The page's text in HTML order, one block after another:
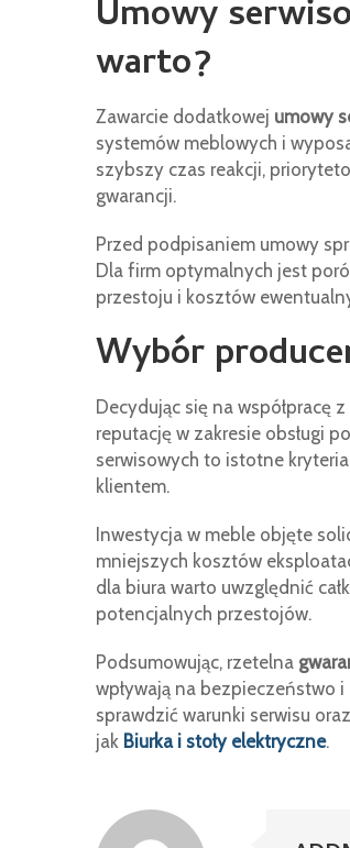
Umowy
warto?
Zawarcie dodatkowej umowy
systemów meblowych i
szybszy czas reakcji,
gwarancji.
Przed podpisaniem umowy
Dla firm optymalnych jest
przestoju i kosztów
Wybór
Decydując się na współpracę z
reputację w zakresie obsługi
serwisowych to istotne
klientem.
Inwestycja w meble objęte
mniejszych kosztów
dla biura warto uwzględnić
potencjalnych przestojów.
Podsumowując, rzetelna
wpływają na bezpieczeństwo
sprawdzić warunki serwisu
jak Biurka i stoły elektryczne.